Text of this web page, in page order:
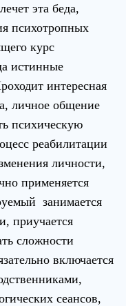
эта беда,
психотропных
курс
истинные
интересная
личное общение
психическую
реабилитации
личности,
применяется
занимается
приучается
сложности
включается
сеансов,